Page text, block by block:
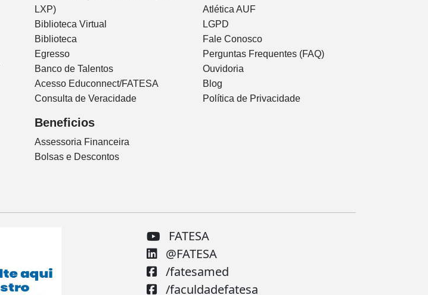
LXP)
Biblioteca Virtual
Biblioteca
Egresso
Banco de Talentos
Acesso Educonnect/FATESA
Consulta de Veracidade
Beneficios
Assessoria Financeira
Bolsas e Descontos
Atlética AUF
LGPD
Fale Conosco
Perguntas Frequentes (FAQ)
Ouvidoria
Blog
Política de Privacidade
FATESA
@FATESA
/fatesamed
/faculdadefatesa